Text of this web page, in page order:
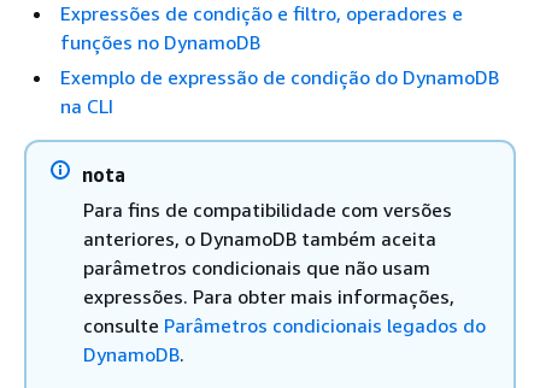
Expressões de condição e filtro, operadores e
funções no DynamoDB
Exemplo de expressão de condição do DynamoDB
na CLI
nota
Para fins de compatibilidade com versões
anteriores, o DynamoDB também aceita
parâmetros condicionais que não usam
expressões. Para obter mais informações,
consulte Parâmetros condicionais legados do
DynamoDB.